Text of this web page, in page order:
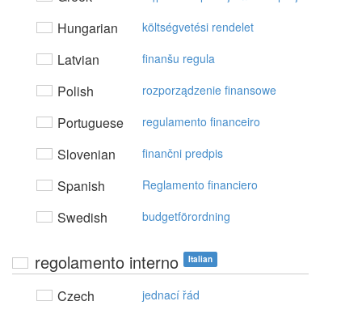
Hungarian költségvetési rendelet
Latvian finanšu regula
Polish rozporządzenie finansowe
Portuguese regulamento financeiro
Slovenian finančni predpis
Spanish Reglamento financiero
Swedish budgetförordning
regolamento interno Italian
Czech jednací řád